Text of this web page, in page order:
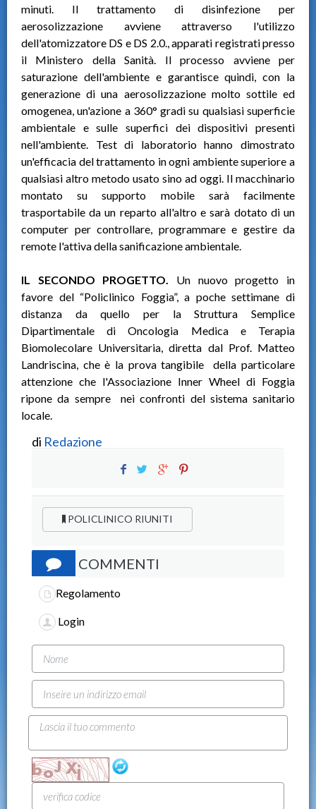
minuti. Il trattamento di disinfezione per
aerosolizzazione avviene attraverso l'utilizzo
dell'atomizzatore DS e DS 2.0., apparati registrati presso
il Ministero della Sanità. Il processo avviene per
saturazione dell'ambiente e garantisce quindi, con la
generazione di una aerosolizzazione molto sottile ed
omogenea, un'azione a 360° gradi su qualsiasi superficie
ambientale e sulle superfici dei dispositivi presenti
nell'ambiente. Test di laboratorio hanno dimostrato
un'efficacia del trattamento in ogni ambiente superiore a
qualsiasi altro metodo usato sino ad oggi. Il macchinario
montato su supporto mobile sarà facilmente
trasportabile da un reparto all'altro e sarà dotato di un
computer per controllare, programmare e gestire da
remote l'attiva della sanificazione ambientale.
IL SECONDO PROGETTO. Un nuovo progetto in
favore del “Policlinico Foggia”, a poche settimane di
distanza da quello per la Struttura Semplice
Dipartimentale di Oncologia Medica e Terapia
Biomolecolare Universitaria, diretta dal Prof. Matteo
Landriscina, che è la prova tangibile della particolare
attenzione che l'Associazione Inner Wheel di Foggia
ripone da sempre nei confronti del sistema sanitario
locale.
di Redazione
POLICLINICO RIUNITI
COMMENTI
Regolamento
Login